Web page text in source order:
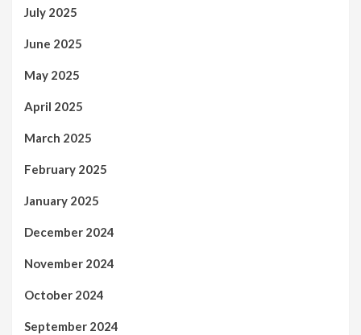
July 2025
June 2025
May 2025
April 2025
March 2025
February 2025
January 2025
December 2024
November 2024
October 2024
September 2024